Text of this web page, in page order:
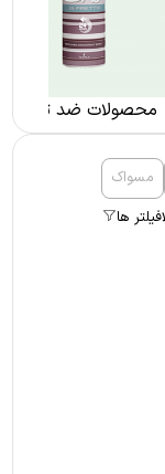
محصولات ضد تعریق
مسواک
فیلتر ها